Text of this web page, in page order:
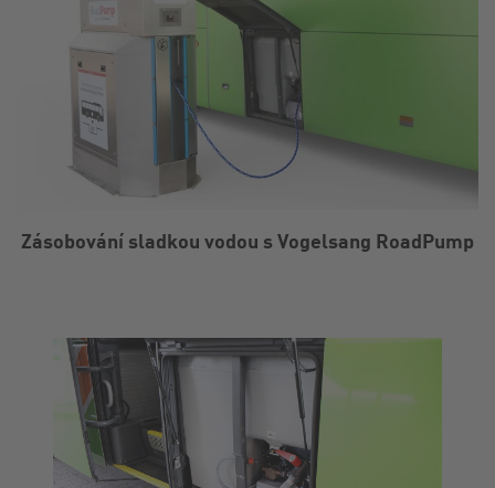
Zásobování sladkou vodou s Vogelsang RoadPump